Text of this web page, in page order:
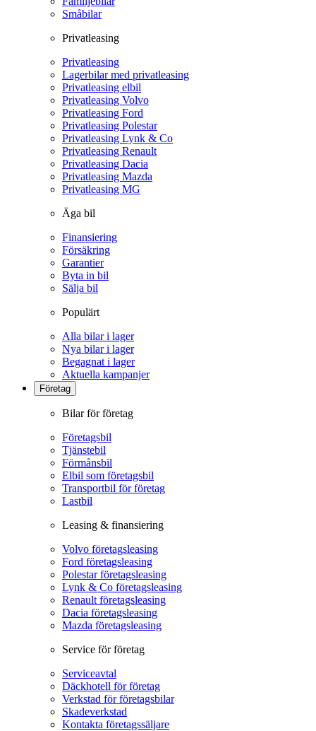
Småbilar
Privatleasing
Privatleasing
Lagerbilar med privatleasing
Privatleasing elbil
Privatleasing Volvo
Privatleasing Ford
Privatleasing Polestar
Privatleasing Lynk & Co
Privatleasing Renault
Privatleasing Dacia
Privatleasing Mazda
Privatleasing MG
Äga bil
Finansiering
Försäkring
Garantier
Byta in bil
Sälja bil
Populärt
Alla bilar i lager
Nya bilar i lager
Begagnat i lager
Aktuella kampanjer
Företag
Bilar för företag
Företagsbil
Tjänstebil
Förmånsbil
Elbil som företagsbil
Transportbil för företag
Lastbil
Leasing & finansiering
Volvo företagsleasing
Ford företagsleasing
Polestar företagsleasing
Lynk & Co företagsleasing
Renault företagsleasing
Dacia företagsleasing
Mazda företagsleasing
Service för företag
Serviceavtal
Däckhotell för företag
Verkstad för företagsbilar
Skadeverkstad
Kontakta företagssäljare